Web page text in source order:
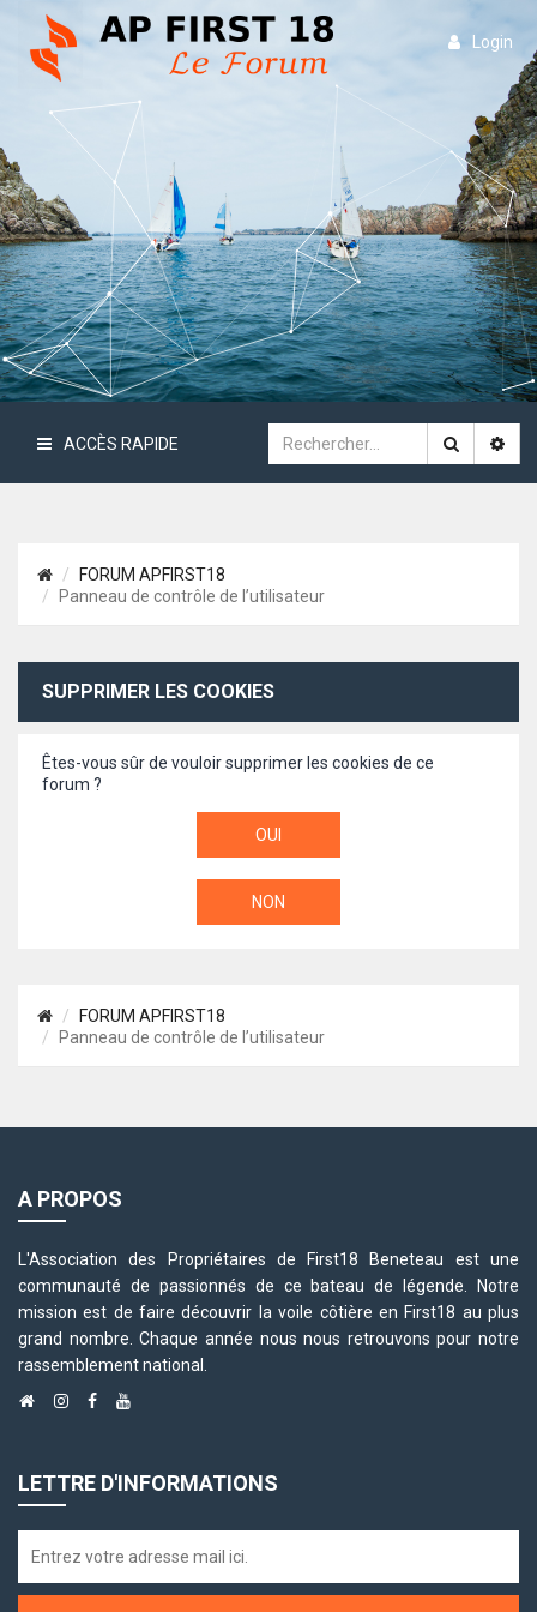
Login
ACCÈS RAPIDE
FORUM APFIRST18
Panneau de contrôle de l’utilisateur
SUPPRIMER LES COOKIES
Êtes-vous sûr de vouloir supprimer les cookies de ce
forum ?
FORUM APFIRST18
Panneau de contrôle de l’utilisateur
A PROPOS
L'Association des Propriétaires de First18 Beneteau est une
communauté de passionnés de ce bateau de légende. Notre
mission est de faire découvrir la voile côtière en First18 au plus
grand nombre. Chaque année nous nous retrouvons pour notre
rassemblement national.
LETTRE D'INFORMATIONS